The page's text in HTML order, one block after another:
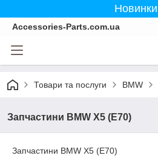
Новинки
Accessories-Parts.com.ua
Товари та послуги BMW
Запчастини BMW X5 (E70)
Запчастини BMW X5 (E70)